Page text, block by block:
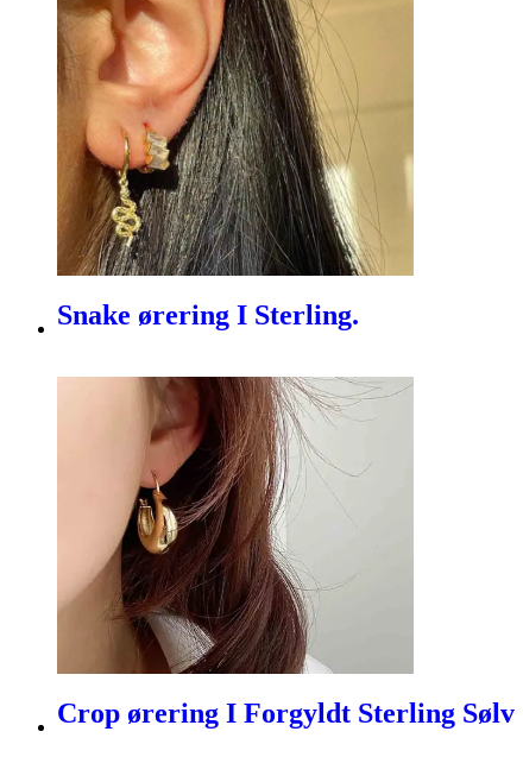
Snake ørering I Sterling.
Crop ørering I Forgyldt Sterling Sølv